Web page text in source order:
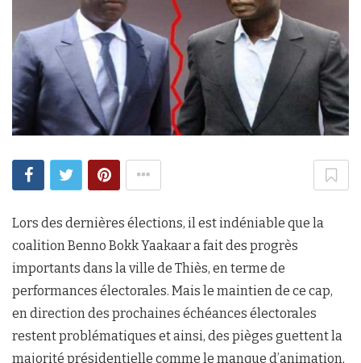
Lors des dernières élections, il est indéniable que la
coalition Benno Bokk Yaakaar a fait des progrès
importants dans la ville de Thiès, en terme de
performances électorales. Mais le maintien de ce cap,
en direction des prochaines échéances électorales
restent problématiques et ainsi, des pièges guettent la
majorité présidentielle comme le manque d’animation,